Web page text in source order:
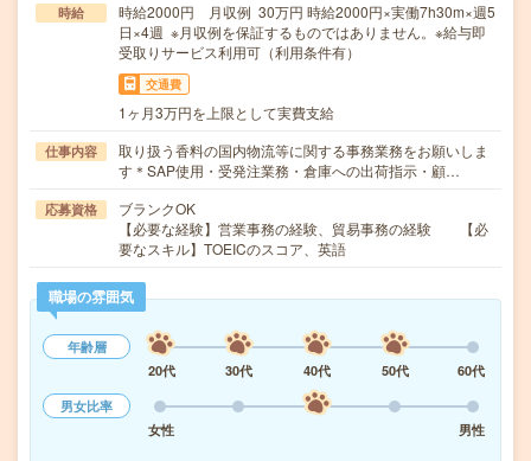
時給
時給2000円 月収例 30万円 時給2000円×実働7h30m×週5
日×4週 ※月収例を保証するものではありません。※給与即
受取りサービス利用可（利用条件有）
交通費
1ヶ月3万円を上限として実費支給
仕事内容
取り扱う香料の国内物流等に関する事務業務をお願いしま
す＊SAP使用・受発注業務・倉庫への出荷指示・顧…
応募資格
ブランクOK
【必要な経験】営業事務の経験、貿易事務の経験 【必
要なスキル】TOEICのスコア、英語
職場の雰囲気
年齢層
20代
30代 40代 50代
60代
男女比率
女性
男性